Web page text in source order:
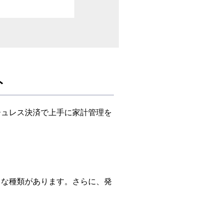
レス決済で上手に家計管理を
種類があります。さらに、発